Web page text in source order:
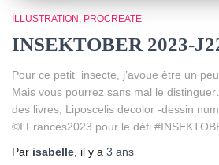
ILLUSTRATION PROCREATE
INSEKTOBER 2023-
Pour ce petit insecte, j’avoue être un
Mais vous pourrez sans mal le
des livres, Liposcelis decolor -dessin
©I.Frances2023 pour le défi
Par isabelle, il y a 3 ans